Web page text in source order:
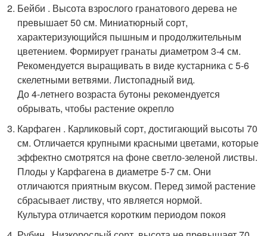
Бейби . Высота взрослого гранатового дерева не
превышает 50 см. Миниатюрный сорт,
характеризующийся пышным и продолжительным
цветением. Формирует гранаты диаметром 3-4 см.
Рекомендуется выращивать в виде кустарника с 5-6
скелетными ветвями. Листопадный вид.
До 4-летнего возраста бутоны рекомендуется
обрывать, чтобы растение окрепло
Карфаген . Карликовый сорт, достигающий высоты 70
см. Отличается крупными красными цветами, которые
эффектно смотрятся на фоне светло-зеленой листвы.
Плоды у Карфагена в диаметре 5-7 см. Они
отличаются приятным вкусом. Перед зимой растение
сбрасывает листву, что является нормой.
Культура отличается коротким периодом покоя